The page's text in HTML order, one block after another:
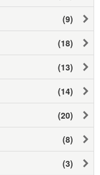
(9)
(18)
(13)
(14)
(20)
(8)
(3)